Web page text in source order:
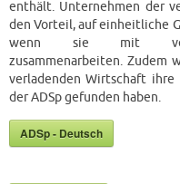
enthält. Unternehmen der
den Vorteil, auf einheitliche
wenn sie mit
zusammenarbeiten. Zudem
verladenden Wirtschaft ihre
der ADSp gefunden haben.
ADSp - Deutsch